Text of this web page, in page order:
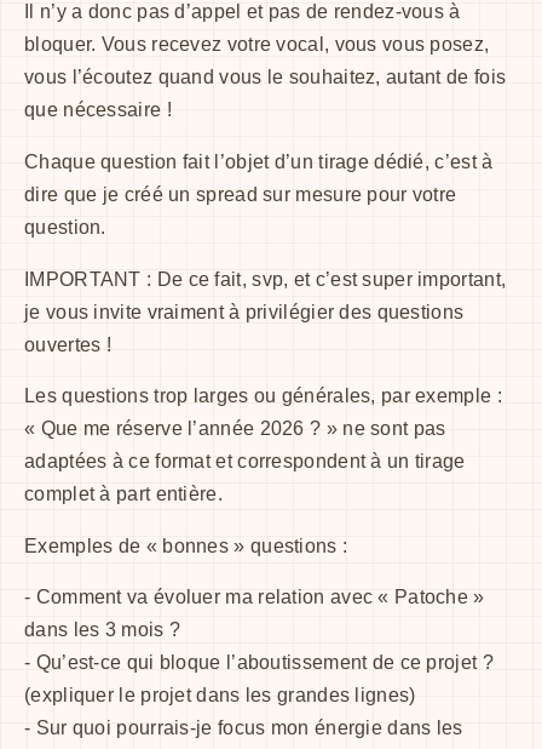
Il n’y a donc pas d’appel et pas de rendez-vous à
bloquer. Vous recevez votre vocal, vous vous posez,
vous l’écoutez quand vous le souhaitez, autant de fois
que nécessaire !
Chaque question fait l’objet d’un tirage dédié, c’est à
dire que je créé un spread sur mesure pour votre
question.
IMPORTANT : De ce fait, svp, et c’est super important,
je vous invite vraiment à privilégier des questions
ouvertes !
Les questions trop larges ou générales, par exemple :
« Que me réserve l’année 2026 ? » ne sont pas
adaptées à ce format et correspondent à un tirage
complet à part entière.
Exemples de « bonnes » questions :
- Comment va évoluer ma relation avec « Patoche »
dans les 3 mois ?
- Qu’est-ce qui bloque l’aboutissement de ce projet ?
(expliquer le projet dans les grandes lignes)
- Sur quoi pourrais-je focus mon énergie dans les